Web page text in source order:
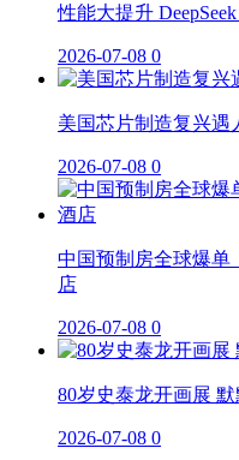
性能大提升
2026-07-08 0
美国芯片制造复兴遇
2026-07-08 0
中国预制房全球爆单
店
2026-07-08 0
80岁史泰龙开画展
2026-07-08 0